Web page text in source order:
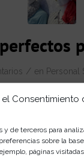
el Consentimiento
y de terceros para
sobre la
páginas
/ en Personal
nuestros
y